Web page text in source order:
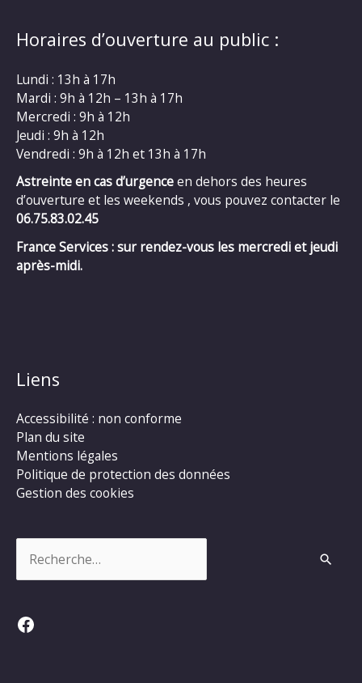
Horaires d’ouverture au public :
Lundi : 13h à 17h
Mardi : 9h à 12h – 13h à 17h
Mercredi : 9h à 12h
Jeudi : 9h à 12h
Vendredi : 9h à 12h et 13h à 17h
Astreinte en cas d’urgenceen dehors des heures
d’ouverture et les weekends , vous pouvez contacter le
06.75.83.02.45
France Services : sur rendez-vous les mercredi et jeudi
après-midi.
Liens
Accessibilité : non conforme
Plan du site
Mentions légales
Politique de protection des données
Gestion des cookies
Facebook